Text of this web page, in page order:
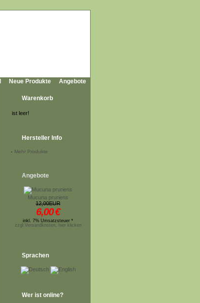
Neue Produkte Angebote
Warenkorb
ist leer!
Hersteller Info
- Mehr Produkte
Angebote
Mucuna pruriens
12,00EUR
6,00€
inkl. 7% Umsatzsteuer *
zzgl.Versandkosten, hier klicken
Sprachen
Wer ist online?